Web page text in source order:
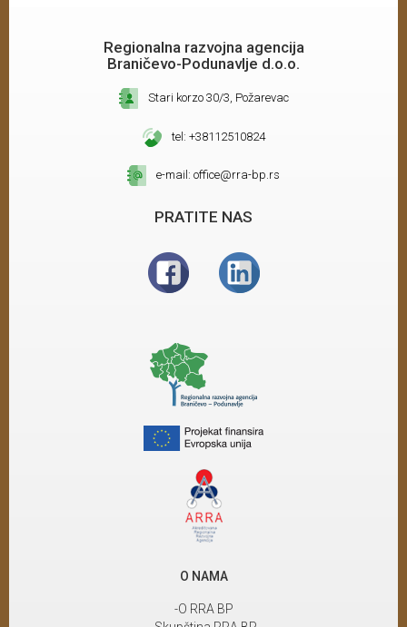
Regionalna razvojna agencija
Braničevo-Podunavlje d.o.o.
Stari korzo 30/3, Požarevac
tel: +38112510824
e-mail: office@rra-bp.rs
PRATITE NAS
O NAMA
-O RRA BP